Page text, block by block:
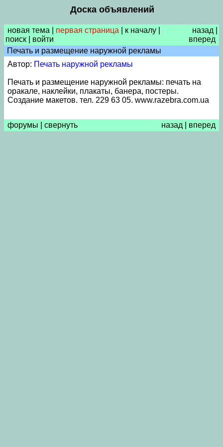
Доска объявлений
новая тема первая страница к началу
поиск
войти
назад
вперед
Печать и размещение наружной рекламы
Автор: Печать наружной рекламы
Печать и размещение наружной рекламы: печать на
оракале, наклейки, плакаты, банера, постеры.
Создание макетов. тел. 229 63 05. www.razebra.com.ua
форумы свернуть назад вперед